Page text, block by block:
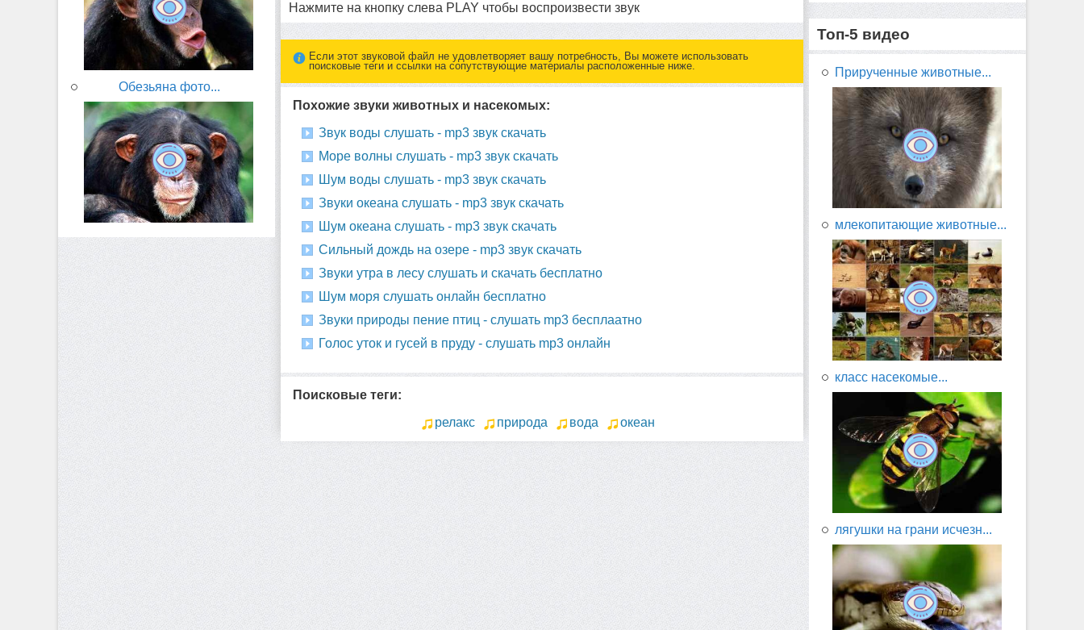
Обезьяна фото...
Нажмите на кнопку слева PLAY чтобы воспроизвести звук
Если этот звуковой файл не удовлетворяет вашу потребность, Вы можете использовать
поисковые теги и ссылки на сопутствующие материалы расположенные ниже.
Похожие звуки животных и насекомых:
Звук воды слушать - mp3 звук скачать
Море волны слушать - mp3 звук скачать
Шум воды слушать - mp3 звук скачать
Звуки океана слушать - mp3 звук скачать
Шум океана слушать - mp3 звук скачать
Сильный дождь на озере - mp3 звук скачать
Звуки утра в лесу слушать и скачать бесплатно
Шум моря слушать онлайн бесплатно
Звуки природы пение птиц - слушать mp3 бесплаатно
Голос уток и гусей в пруду - слушать mp3 онлайн
Поисковые теги:
релакс
природа вода океан
Топ-5 видео
Прирученные животные...
млекопитающие животные...
класс насекомые...
лягушки на грани исчезн...